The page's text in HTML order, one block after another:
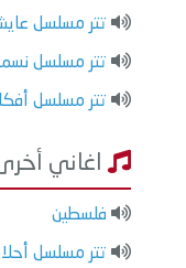
تتر مسلسل
تتر مسلسل
تتر مسلسل
اغاني
فلسطين
تتر مسلسل